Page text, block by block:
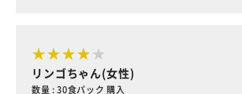
リンゴちゃん(女性)
数量 : 30食パック 購入